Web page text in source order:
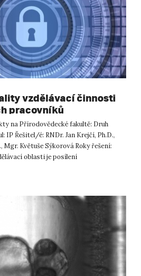
vzdělávací činnosti
pracovníků
digitálních
na Přírodovědecké fakultě: Druh
Řešitel/é: RNDr. Jan Krejčí, Ph.D.,
Mgr. Květuše Sýkorová Roky řešení:
oblasti je posílení